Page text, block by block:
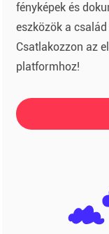
fényképek és
eszközök a
Csatlakozzon az
platformhoz!